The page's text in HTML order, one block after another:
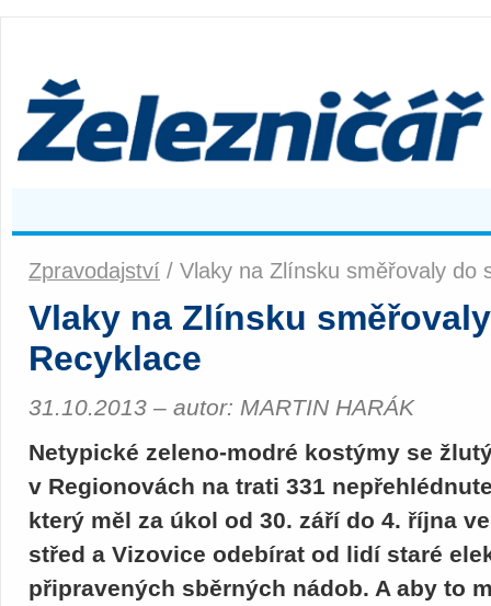
Zpravodajství / Vlaky na Zlínsku směřovaly do
Vlaky na Zlínsku
Recyklace
31.10.2013 – autor: MARTIN HARÁK
Netypické zeleno-modré kostýmy se
v Regionovách na trati 331
který měl za úkol od 30. září do 4. října
střed a Vizovice odebírat od lidí staré
připravených sběrných nádob. A aby to